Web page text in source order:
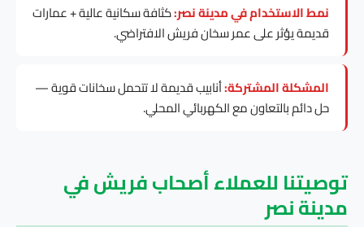
نمط الاستخدام في مدينة نصر:كثافة سكانية عالية + عمارات
قديمة يؤثر على عمر سخان فريش الافتراضي.
المشكلة المشتركة:أنابيب قديمة لا تتحمل سخانات قوية —
حل دائم بالتعاون مع الكهربائي المحلي.
توصيتنا للعملاء أصحاب فريش في
مدينة نصر